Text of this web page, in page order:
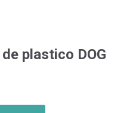
plastico DOG